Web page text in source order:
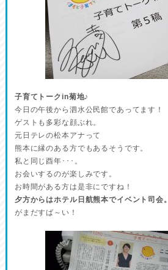
子育てトークin菊地♪
今日の午後から泗水公民館であってます！
ゲストも多彩な顔ぶれ。
元日テレの松本アナって
熊本に縁のある方でもあるそうです。
私と同じ酉年･･･。
お会いするのが楽しみです。
お時間がある方は是非にですね！
夕方からはホテル日航熊本でイベント司会。
がまだすば～い！